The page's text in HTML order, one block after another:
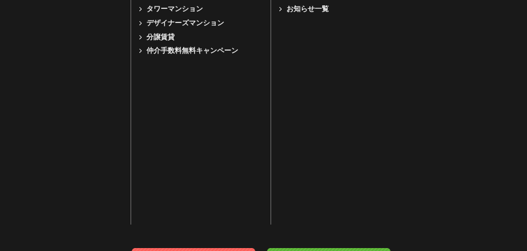
タワーマンション
デザイナーズマンション
分譲賃貸
仲介手数料無料キャンペーン
お知らせ一覧